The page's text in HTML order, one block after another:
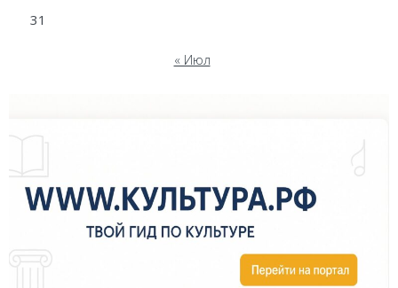
31
« Июл